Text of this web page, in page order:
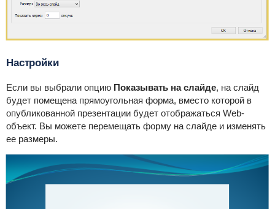
Настройки
Если вы выбрали опцию Показывать на слайде, на слайд
будет помещена прямоугольная форма, вместо которой в
опубликованной презентации будет отображаться Web-
объект. Вы можете перемещать форму на слайде и изменять
ее размеры.